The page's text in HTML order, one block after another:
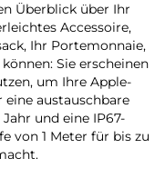
Überblick über Ihr
Accessoire,
Ihr Portemonnaie,
Sie erscheinen
um Ihre Apple-
eine austauschbare
und eine IP67-
von 1 Meter für bis zu